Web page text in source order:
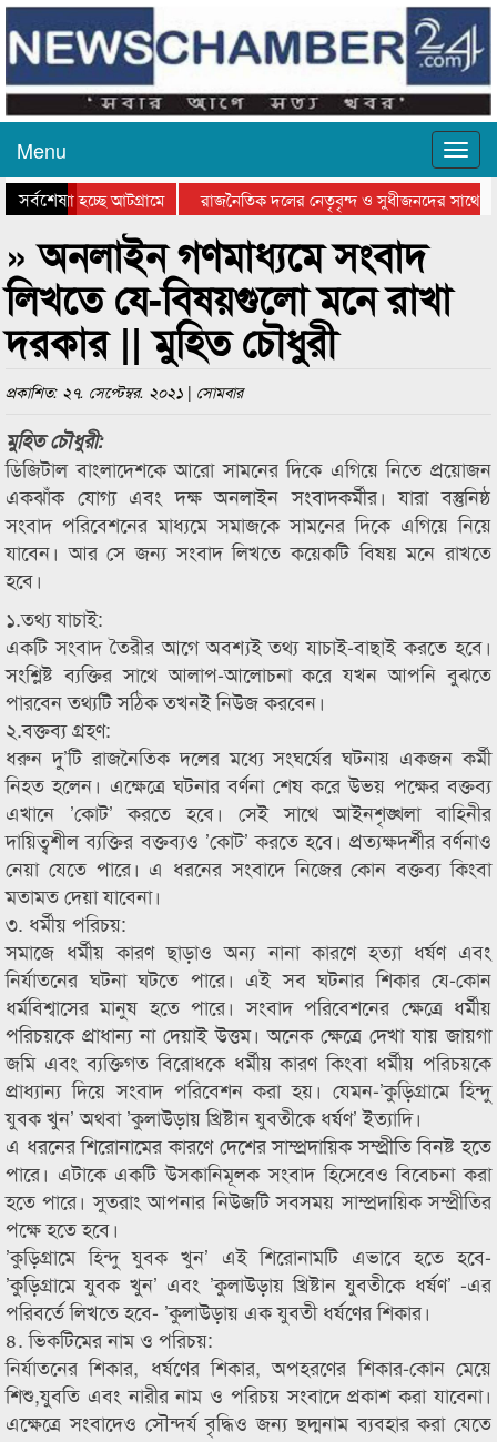
Menu
সর্বশেষহচ্ছে আটগ্রামে
রাজনৈতিক দলের নেতৃবৃন্দ ও সুধীজনদের সাথে
পুরস্কার বিতরণ সম্পন্ন
সিলেটে বাংলাদেশ গ্রুপ থিয়েটার ফেডারেশানের
» অনলাইন গণমাধ্যমে সংবাদ
লিখতে যে-বিষয়গুলো মনে রাখা
দরকার || মুহিত চৌধুরী
প্রকাশিত: ২৭. সেপ্টেম্বর. ২০২১ | সোমবার
মুহিত চৌধুরী:
ডিজিটাল বাংলাদেশকে আরো সামনের দিকে এগিয়ে নিতে প্রয়োজন
একঝাঁক যোগ্য এবং দক্ষ অনলাইন সংবাদকর্মীর। যারা বস্তুনিষ্ঠ
সংবাদ পরিবেশনের মাধ্যমে সমাজকে সামনের দিকে এগিয়ে নিয়ে
যাবেন। আর সে জন্য সংবাদ লিখতে কয়েকটি বিষয় মনে রাখতে
হবে।
১.তথ্য যাচাই:
একটি সংবাদ তৈরীর আগে অবশ্যই তথ্য যাচাই-বাছাই করতে হবে।
সংশ্লিষ্ট ব্যক্তির সাথে আলাপ-আলোচনা করে যখন আপনি বুঝতে
পারবেন তথ্যটি সঠিক তখনই নিউজ করবেন।
২.বক্তব্য গ্রহণ:
ধরুন দু’টি রাজনৈতিক দলের মধ্যে সংঘর্ষের ঘটনায় একজন কর্মী
নিহত হলেন। এক্ষেত্রে ঘটনার বর্ণনা শেষ করে উভয় পক্ষের বক্তব্য
এখানে ’কোট’ করতে হবে। সেই সাথে আইনশৃঙ্খলা বাহিনীর
দায়িত্বশীল ব্যক্তির বক্তব্যও ’কোট’ করতে হবে। প্রত্যক্ষদর্শীর বর্ণনাও
নেয়া যেতে পারে। এ ধরনের সংবাদে নিজের কোন বক্তব্য কিংবা
মতামত দেয়া যাবেনা।
৩. ধর্মীয় পরিচয়:
সমাজে ধর্মীয় কারণ ছাড়াও অন্য নানা কারণে হত্যা ধর্ষণ এবং
নির্যাতনের ঘটনা ঘটতে পারে। এই সব ঘটনার শিকার যে-কোন
ধর্মবিশ্বাসের মানুষ হতে পারে। সংবাদ পরিবেশনের ক্ষেত্রে ধর্মীয়
পরিচয়কে প্রাধান্য না দেয়াই উত্তম। অনেক ক্ষেত্রে দেখা যায় জায়গা
জমি এবং ব্যক্তিগত বিরোধকে ধর্মীয় কারণ কিংবা ধর্মীয় পরিচয়কে
প্রাধ্যান্য দিয়ে সংবাদ পরিবেশন করা হয়। যেমন-’কুড়িগ্রামে হিন্দু
যুবক খুন’ অথবা ’কুলাউড়ায় খ্রিষ্টান যুবতীকে ধর্ষণ’ ইত্যাদি।
এ ধরনের শিরোনামের কারণে দেশের সাম্প্রদায়িক সম্প্রীতি বিনষ্ট হতে
পারে। এটাকে একটি উসকানিমূলক সংবাদ হিসেবেও বিবেচনা করা
হতে পারে। সুতরাং আপনার নিউজটি সবসময় সাম্প্রদায়িক সম্প্রীতির
পক্ষে হতে হবে।
’কুড়িগ্রামে হিন্দু যুবক খুন’ এই শিরোনামটি এভাবে হতে হবে-
’কুড়িগ্রামে যুবক খুন’ এবং ’কুলাউড়ায় খ্রিষ্টান যুবতীকে ধর্ষণ’ -এর
পরিবর্তে লিখতে হবে- ’কুলাউড়ায় এক যুবতী ধর্ষণের শিকার।
৪. ভিকটিমের নাম ও পরিচয়:
নির্যাতনের শিকার, ধর্ষণের শিকার, অপহরণের শিকার-কোন মেয়ে
শিশু,যুবতি এবং নারীর নাম ও পরিচয় সংবাদে প্রকাশ করা যাবেনা।
এক্ষেত্রে সংবাদেও সৌন্দর্য বৃদ্ধিও জন্য ছদ্মনাম ব্যবহার করা যেতে